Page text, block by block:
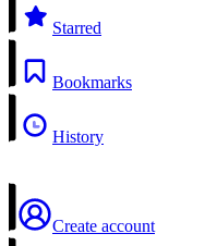
Starred
Bookmarks
History
Create account